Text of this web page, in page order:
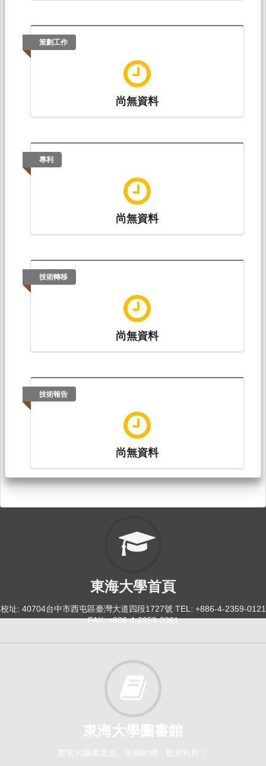
策劃工作
尚無資料
專利
尚無資料
技術轉移
尚無資料
技術報告
尚無資料
東海大學首頁
校址: 40704台中市西屯區臺灣大道四段1727號 TEL: +886-4-2359-0121
FAX: +886-4-2359-0361
東海大學圖書館
豐富的圖書資源、視聽軟體，歡迎利用！